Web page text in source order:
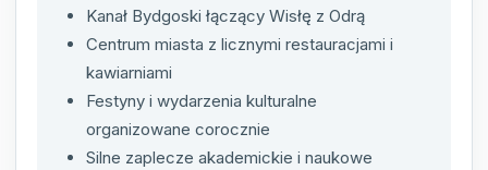
Kanał Bydgoski łączący Wisłę z Odrą
Centrum miasta z licznymi restauracjami i
kawiarniami
Festyny i wydarzenia kulturalne
organizowane corocznie
Silne zaplecze akademickie i naukowe